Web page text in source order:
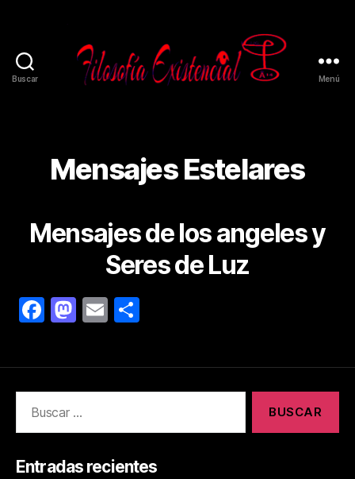
Buscar Menú
Mensajes Estelares
Mensajes de los angeles y
Seres de Luz
F
c
e
b
o
o
M
to
d
o
n
E
ai
l
m
p
rt
ir
Entradas recientes